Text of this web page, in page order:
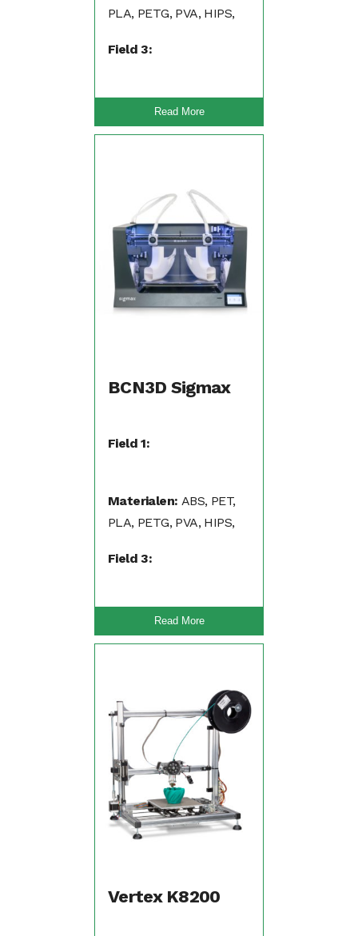
PLA, PETG, PVA, HIPS,
TPU)
Field 3:
Read More
BCN3D Sigmax
Field 1:
Materialen: ABS, PET,
PLA, PETG, PVA, HIPS,
TPU)
Field 3:
Read More
Vertex K8200